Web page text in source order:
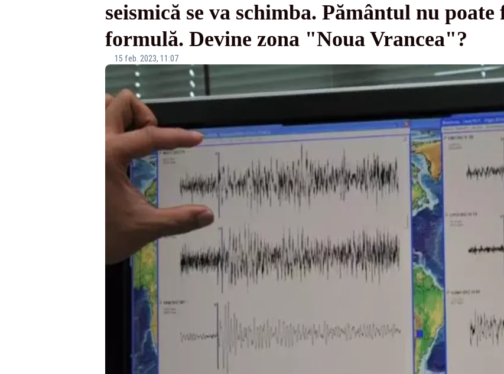
seismică se va schimba. Pământul nu
formulă. Devine zona "Noua Vrancea"?
15 feb. 2023, 11:07